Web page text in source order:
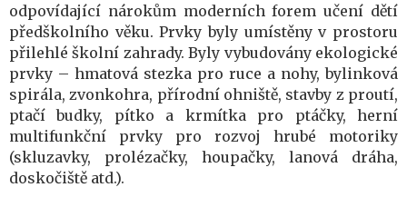
odpovídající nárokům moderních forem učení dětí
předškolního věku. Prvky byly umístěny v prostoru
přilehlé školní zahrady. Byly vybudovány ekologické
prvky – hmatová stezka pro ruce a nohy, bylinková
spirála, zvonkohra, přírodní ohniště, stavby z proutí,
ptačí budky, pítko a krmítka pro ptáčky, herní
multifunkční prvky pro rozvoj hrubé motoriky
(skluzavky, prolézačky, houpačky, lanová dráha,
doskočiště atd.).